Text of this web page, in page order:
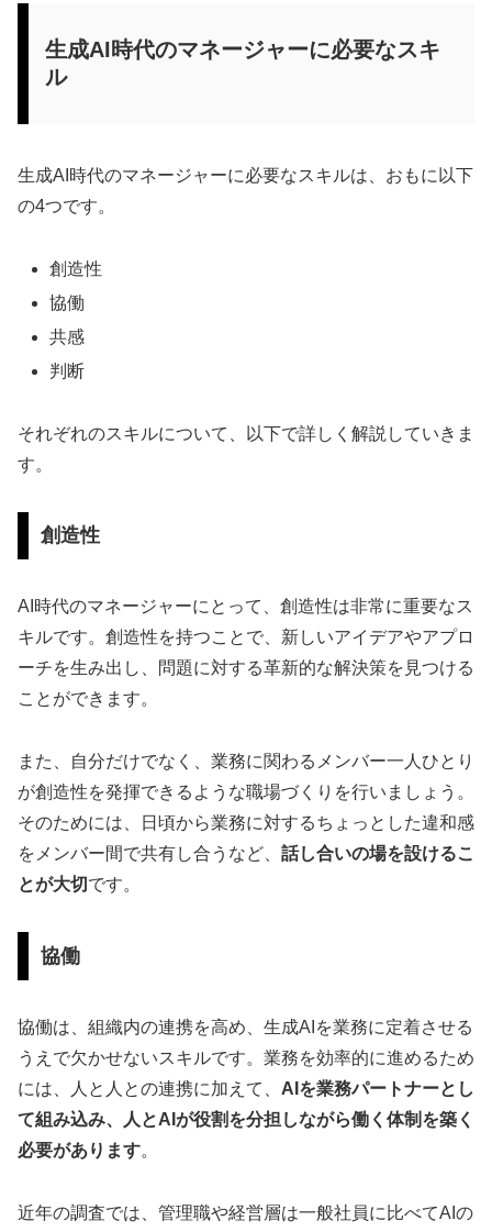
生成AI時代のマネージャーに必要なスキ
ル
生成AI時代のマネージャーに必要なスキルは、おもに以下
の4つです。
創造性
協働
共感
判断
それぞれのスキルについて、以下で詳しく解説していきま
す。
創造性
AI時代のマネージャーにとって、創造性は非常に重要なス
キルです。創造性を持つことで、新しいアイデアやアプロ
ーチを生み出し、問題に対する革新的な解決策を見つける
ことができます。
また、自分だけでなく、業務に関わるメンバー一人ひとり
が創造性を発揮できるような職場づくりを行いましょう。
そのためには、日頃から業務に対するちょっとした違和感
をメンバー間で共有し合うなど、 話し合いの場を設けるこ
とが大切 です。
協働
協働は、組織内の連携を高め、生成AIを業務に定着させる
うえで欠かせないスキルです。業務を効率的に進めるため
には、人と人との連携に加えて、 AIを業務パートナーとし
て組み込み、人とAIが役割を分担しながら働く体制を築く
必要があります。
近年の調査では、管理職や経営層は一般社員に比べてAIの